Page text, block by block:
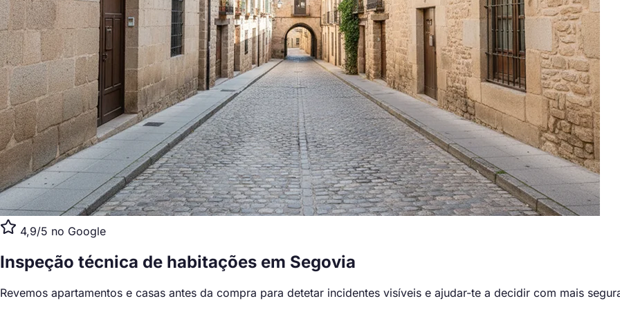
4,9/5 no Google
Inspeção técnica de habitações em Segovia
Revemos apartamentos e casas antes da compra para detetar incidentes visíveis e ajudar-te a decidir com mais